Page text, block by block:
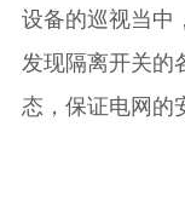
设备的巡视当中
发现隔离开关的
态，保证电网的